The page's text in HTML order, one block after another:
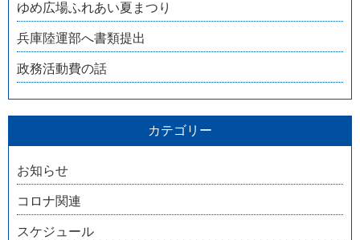
ゆめ広場ふれあい夏まつり
兵庫陸運部へ書類提出
政務活動費の話
カテゴリー
お知らせ
コロナ関連
スケジュール